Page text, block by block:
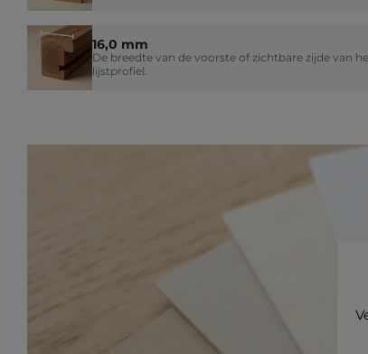
16,0 mm
De breedte van de voorste of zichtbare zijde van
lijstprofiel.